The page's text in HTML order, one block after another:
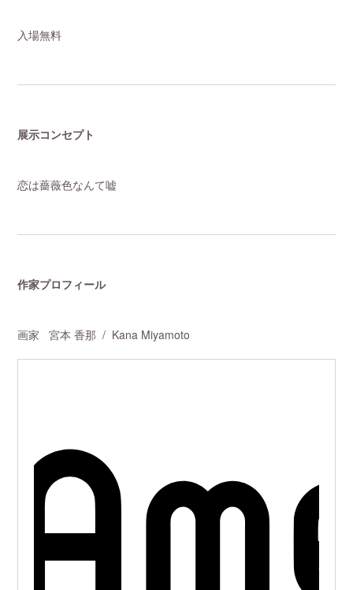
入場無料
展示コンセプト
恋は薔薇色なんて嘘
作家プロフィール
画家 宮本 香那 / Kana Miyamoto